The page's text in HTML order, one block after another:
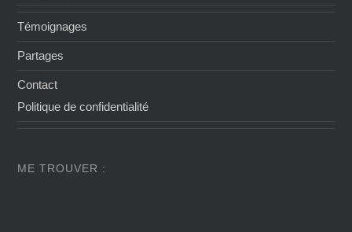
Témoignages
Partages
Contact
Politique de confidentialité
ME TROUVER :